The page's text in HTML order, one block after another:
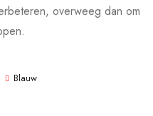
overweeg dan om
Blauw